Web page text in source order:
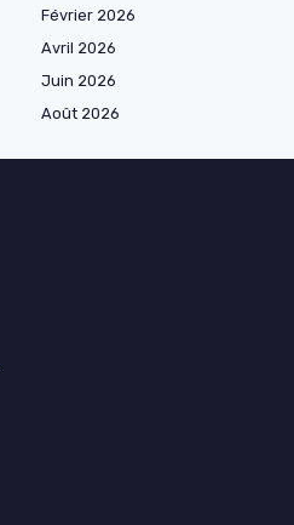
Février 2026
Avril 2026
Juin 2026
Août 2026